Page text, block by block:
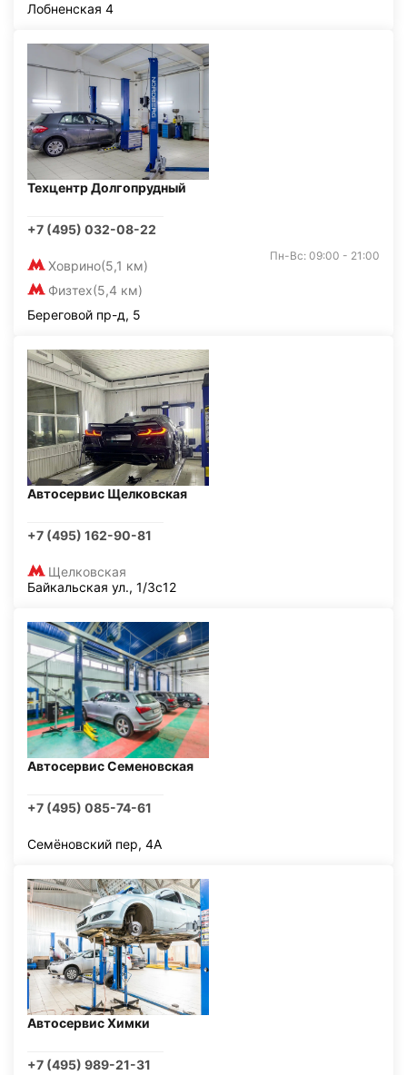
Лобненская 4
Техцентр Долгопрудный
+7 (495) 032-08-22
Ховрино(5,1 км)
Физтех(5,4 км)
Пн-Вс: 09:00 - 21:00
Береговой пр-д, 5
Автосервис Щелковская
+7 (495) 162-90-81
Щелковская
Байкальская ул., 1/3с12
Автосервис Семеновская
+7 (495) 085-74-61
Семёновский пер, 4А
Автосервис Химки
+7 (495) 989-21-31